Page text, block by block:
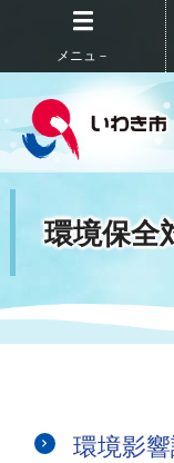
メニュ－
環境保全
環境影